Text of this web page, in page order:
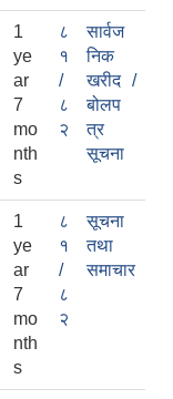
1
ye
ar
7
mo
nth
s
८
१
/
८
२
सार्वज
निक
खरीद /
बोलप
त्र
सूचना
1
ye
ar
7
mo
nth
s
८
१
/
८
२
सूचना
तथा
समाचार